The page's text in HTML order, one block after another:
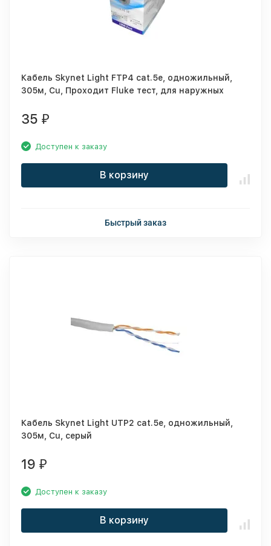
Кабель Skynet Light FTP4 cat.5е, одножильный,
305м, Cu, Проходит Fluke тест, для наружных
35 ₽
Доступен к заказу
В корзину
Быстрый заказ
Кабель Skynet Light UTP2 cat.5е, одножильный,
305м, Cu, серый
19 ₽
Доступен к заказу
В корзину